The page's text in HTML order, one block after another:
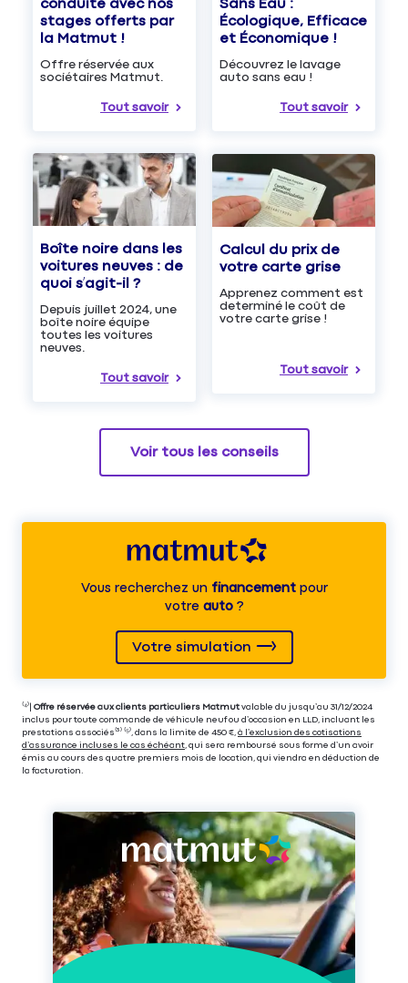
conduite avec nos
stages offerts par
la Matmut !
Offre réservée aux
sociétaires Matmut.
Tout savoir
Sans Eau :
Écologique, Efficace
et Économique !
Découvrez le lavage
auto sans eau !
Tout savoir
Boîte noire dans les
voitures neuves : de
quoi s’agit-il ?
Depuis juillet 2024, une
boîte noire équipe
toutes les voitures
neuves.
Tout savoir
Calcul du prix de
votre carte grise
Apprenez comment est
determiné le coût de
votre carte grise !
Tout savoir
Voir tous les conseils
Vous recherchez unfinancementpour
votre auto?
Votre simulation
⁽⁴⁾| Offre réservée aux clients particuliers Matmut valable du jusqu’au 31/12/2024
inclus pour toute commande de véhicule neuf ou d’occasion en LLD, incluant les
prestations associés⁽³⁾ ⁽⁵⁾, dans la limite de 450 €, à l’exclusion des cotisations
d’assurance incluses le cas échéant , qui sera remboursé sous forme d’un avoir
émis au cours des quatre premiers mois de location, qui viendra en déduction de
la facturation.